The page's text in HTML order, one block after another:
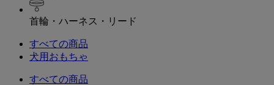
首輪・ハーネス・リード
すべての商品
犬用おもちゃ
すべての商品